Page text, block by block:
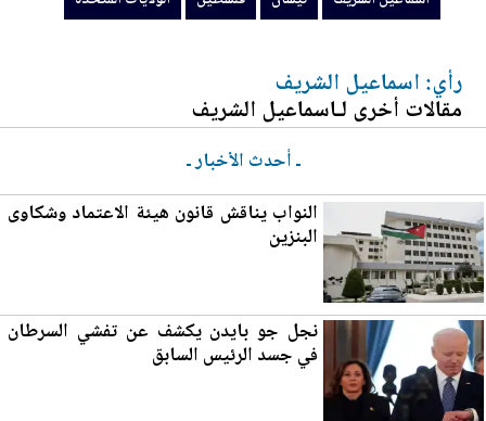
رأي: اسماعيل الشريف
مقالات أخرى لـاسماعيل الشريف
ـ أحدث الأخبار ـ
النواب يناقش قانون هيئة الاعتماد وشكاوى
البنزين
نجل جو بايدن يكشف عن تفشي السرطان
في جسد الرئيس السابق